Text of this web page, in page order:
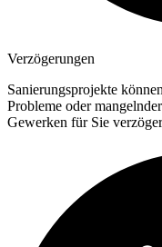
Verzögerungen
Sanierungsprojekte
Probleme oder
Gewerken für Sie